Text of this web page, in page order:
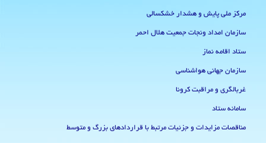
مرکز ملی پایش و هشدار خشکسالی
سازمان امداد ونجات جمعیت هلال احمر
ستاد اقامه نماز
سازمان جهانی هواشناسی
غربالگری و مراقبت کرونا
سامانه ستاد
مناقصات مزایدات و جزئیات مرتبط با قراردادهای بزرگ و متوسط